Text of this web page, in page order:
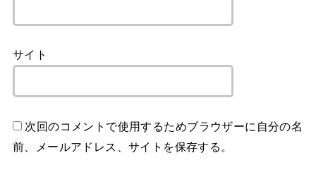
サイト
次回のコメントで使用するためブラウザーに自分の名
前、メールアドレス、サイトを保存する。